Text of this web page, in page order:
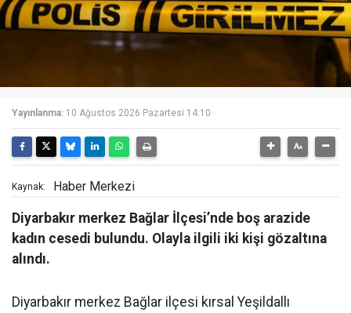
Yayınlanma: 10 Ağustos 2026 Pazartesi 14:10
Kaynak: Haber Merkezi
Diyarbakır merkez Bağlar İlçesi’nde boş arazide
kadın cesedi bulundu. Olayla ilgili iki kişi gözaltına
alındı.
Diyarbakır merkez Bağlar ilçesi kırsal Yeşildallı